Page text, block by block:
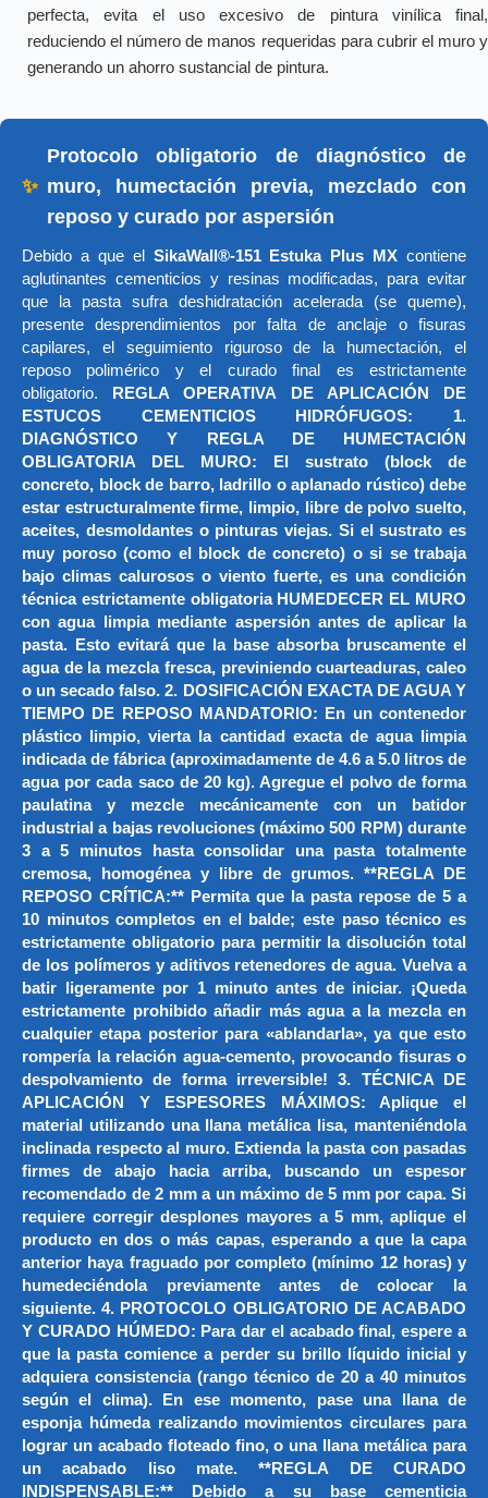
perfecta, evita el uso excesivo de pintura vinílica final,
reduciendo el número de manos requeridas para cubrir el muro y
generando un ahorro sustancial de pintura.
✨
Protocolo obligatorio de diagnóstico de
muro, humectación previa, mezclado con
reposo y curado por aspersión
Debido a que el SikaWall®-151 Estuka Plus MX contiene
aglutinantes cementicios y resinas modificadas, para evitar
que la pasta sufra deshidratación acelerada (se queme),
presente desprendimientos por falta de anclaje o fisuras
capilares, el seguimiento riguroso de la humectación, el
reposo polimérico y el curado final es estrictamente
obligatorio.
REGLA OPERATIVA DE APLICACIÓN DE
ESTUCOS CEMENTICIOS HIDRÓFUGOS: 1.
DIAGNÓSTICO Y REGLA DE HUMECTACIÓN
OBLIGATORIA DEL MURO: El sustrato (block de
concreto, block de barro, ladrillo o aplanado rústico) debe
estar estructuralmente firme, limpio, libre de polvo suelto,
aceites, desmoldantes o pinturas viejas. Si el sustrato es
muy poroso (como el block de concreto) o si se trabaja
bajo climas calurosos o viento fuerte, es una condición
técnica estrictamente obligatoria HUMEDECER EL MURO
con agua limpia mediante aspersión antes de aplicar la
pasta. Esto evitará que la base absorba bruscamente el
agua de la mezcla fresca, previniendo cuarteaduras, caleo
o un secado falso. 2. DOSIFICACIÓN EXACTA DE AGUA Y
TIEMPO DE REPOSO MANDATORIO: En un contenedor
plástico limpio, vierta la cantidad exacta de agua limpia
indicada de fábrica (aproximadamente de 4.6 a 5.0 litros de
agua por cada saco de 20 kg). Agregue el polvo de forma
paulatina y mezcle mecánicamente con un batidor
industrial a bajas revoluciones (máximo 500 RPM) durante
3 a 5 minutos hasta consolidar una pasta totalmente
cremosa, homogénea y libre de grumos. **REGLA DE
REPOSO CRÍTICA:** Permita que la pasta repose de 5 a
10 minutos completos en el balde; este paso técnico es
estrictamente obligatorio para permitir la disolución total
de los polímeros y aditivos retenedores de agua. Vuelva a
batir ligeramente por 1 minuto antes de iniciar. ¡Queda
estrictamente prohibido añadir más agua a la mezcla en
cualquier etapa posterior para «ablandarla», ya que esto
rompería la relación agua-cemento, provocando fisuras o
despolvamiento de forma irreversible! 3. TÉCNICA DE
APLICACIÓN Y ESPESORES MÁXIMOS: Aplique el
material utilizando una llana metálica lisa, manteniéndola
inclinada respecto al muro. Extienda la pasta con pasadas
firmes de abajo hacia arriba, buscando un espesor
recomendado de 2 mm a un máximo de 5 mm por capa. Si
requiere corregir desplones mayores a 5 mm, aplique el
producto en dos o más capas, esperando a que la capa
anterior haya fraguado por completo (mínimo 12 horas) y
humedeciéndola previamente antes de colocar la
siguiente. 4. PROTOCOLO OBLIGATORIO DE ACABADO
Y CURADO HÚMEDO: Para dar el acabado final, espere a
que la pasta comience a perder su brillo líquido inicial y
adquiera consistencia (rango técnico de 20 a 40 minutos
según el clima). En ese momento, pase una llana de
esponja húmeda realizando movimientos circulares para
lograr un acabado floteado fino, o una llana metálica para
un acabado liso mate. **REGLA DE CURADO
INDISPENSABLE:** Debido a su base cementicia